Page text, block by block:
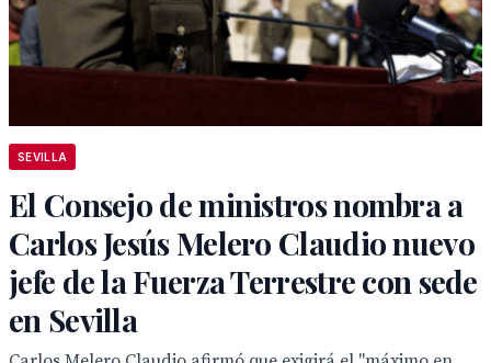
SEVILLA
El Consejo de ministros nombra a
Carlos Jesús Melero Claudio nuevo
jefe de la Fuerza Terrestre con sede
en Sevilla